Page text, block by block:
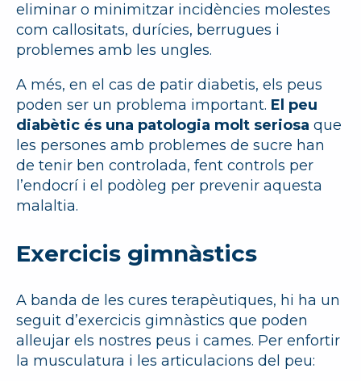
eliminar o minimitzar incidències molestes
com callositats, durícies, berrugues i
problemes amb les ungles.
A més, en el cas de patir diabetis, els peus
poden ser un problema important. El peu
diabètic és una patologia molt seriosa que
les persones amb problemes de sucre han
de tenir ben controlada, fent controls per
l’endocrí i el podòleg per prevenir aquesta
malaltia.
Exercicis gimnàstics
A banda de les cures terapèutiques, hi ha un
seguit d’exercicis gimnàstics que poden
alleujar els nostres peus i cames. Per enfortir
la musculatura i les articulacions del peu: